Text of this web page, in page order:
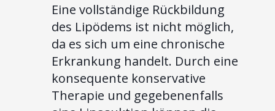
Eine vollständige Rückbildung
des Lipödems ist nicht möglich,
da es sich um eine chronische
Erkrankung handelt. Durch eine
konsequente konservative
Therapie und gegebenenfalls